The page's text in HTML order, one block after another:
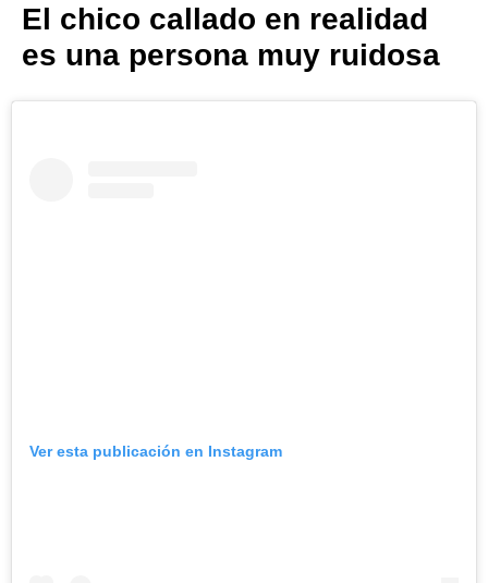
El chico callado en realidad
es una persona muy ruidosa
Ver esta publicación en Instagram